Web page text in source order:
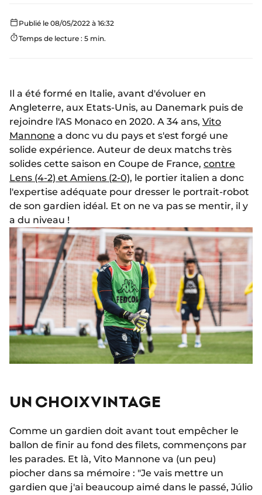
Publié le 08/05/2022 à 16:32
Temps de lecture : 5 min.
Il a été formé en Italie, avant d'évoluer en
Angleterre, aux Etats-Unis, au Danemark puis de
rejoindre l'AS Monaco en 2020. A 34 ans, Vito
Mannone a donc vu du pays et s'est forgé une
solide expérience. Auteur de deux matchs très
solides cette saison en Coupe de France, contre
Lens (4-2) et Amiens (2-0), le portier italien a donc
l'expertise adéquate pour dresser le portrait-robot
de son gardien idéal. Et on ne va pas se mentir, il y
a du niveau !
UN CHOIX VINTAGE
Comme un gardien doit avant tout empêcher le
ballon de finir au fond des filets, commençons par
les parades. Et là, Vito Mannone va (un peu)
piocher dans sa mémoire : "Je vais mettre un
gardien que j'ai beaucoup aimé dans le passé, Júlio